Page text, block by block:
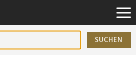
SUCHEN